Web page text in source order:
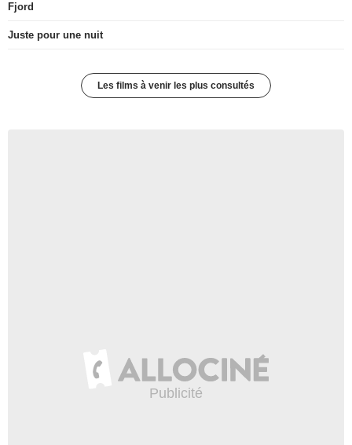
Fjord
Juste pour une nuit
Les films à venir les plus consultés